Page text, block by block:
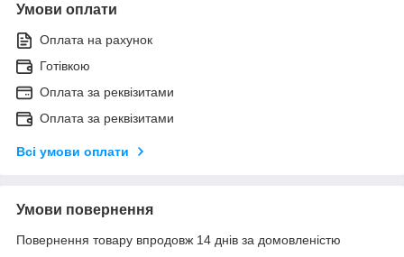
Умови оплати
Оплата на рахунок
Готівкою
Оплата за реквізитами
Оплата за реквізитами
Всі умови оплати
Умови повернення
Повернення товару впродовж 14 днів за домовленістю